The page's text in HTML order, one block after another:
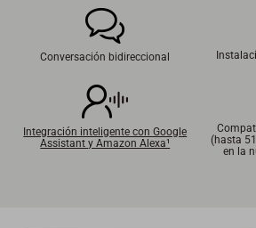
Conversación bidireccional
Integración inteligente con Google
Assistant y Amazon Alexa¹
(hasta
en la